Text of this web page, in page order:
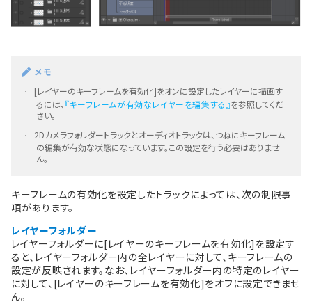
メモ
·
[レイヤーのキーフレームを有効化]をオンに設定したレイヤーに描画す
るには、 『キーフレームが有効なレイヤーを編集する』を参照してくだ
さい。
·
2Dカメラフォルダートラックとオーディオトラックは、つねにキーフレーム
の編集が有効な状態になっています。この設定を行う必要はありませ
ん。
キーフレームの有効化を設定したトラックによっては、次の制限事
項があります。
レイヤーフォルダー
レイヤーフォルダーに[レイヤーのキーフレームを有効化]を設定す
ると、レイヤーフォルダー内の全レイヤーに対して、キーフレームの
設定が反映されます。なお、レイヤーフォルダー内の特定のレイヤー
に対して、[レイヤーのキーフレームを有効化]をオフに設定できませ
ん。